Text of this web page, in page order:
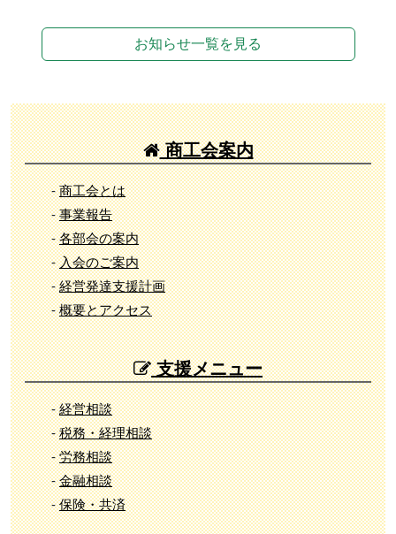
お知らせ一覧を見る
商工会案内
-商工会とは
-事業報告
-各部会の案内
-入会のご案内
-経営発達支援計画
-概要とアクセス
支援メニュー
-経営相談
-税務・経理相談
-労務相談
-金融相談
-保険・共済